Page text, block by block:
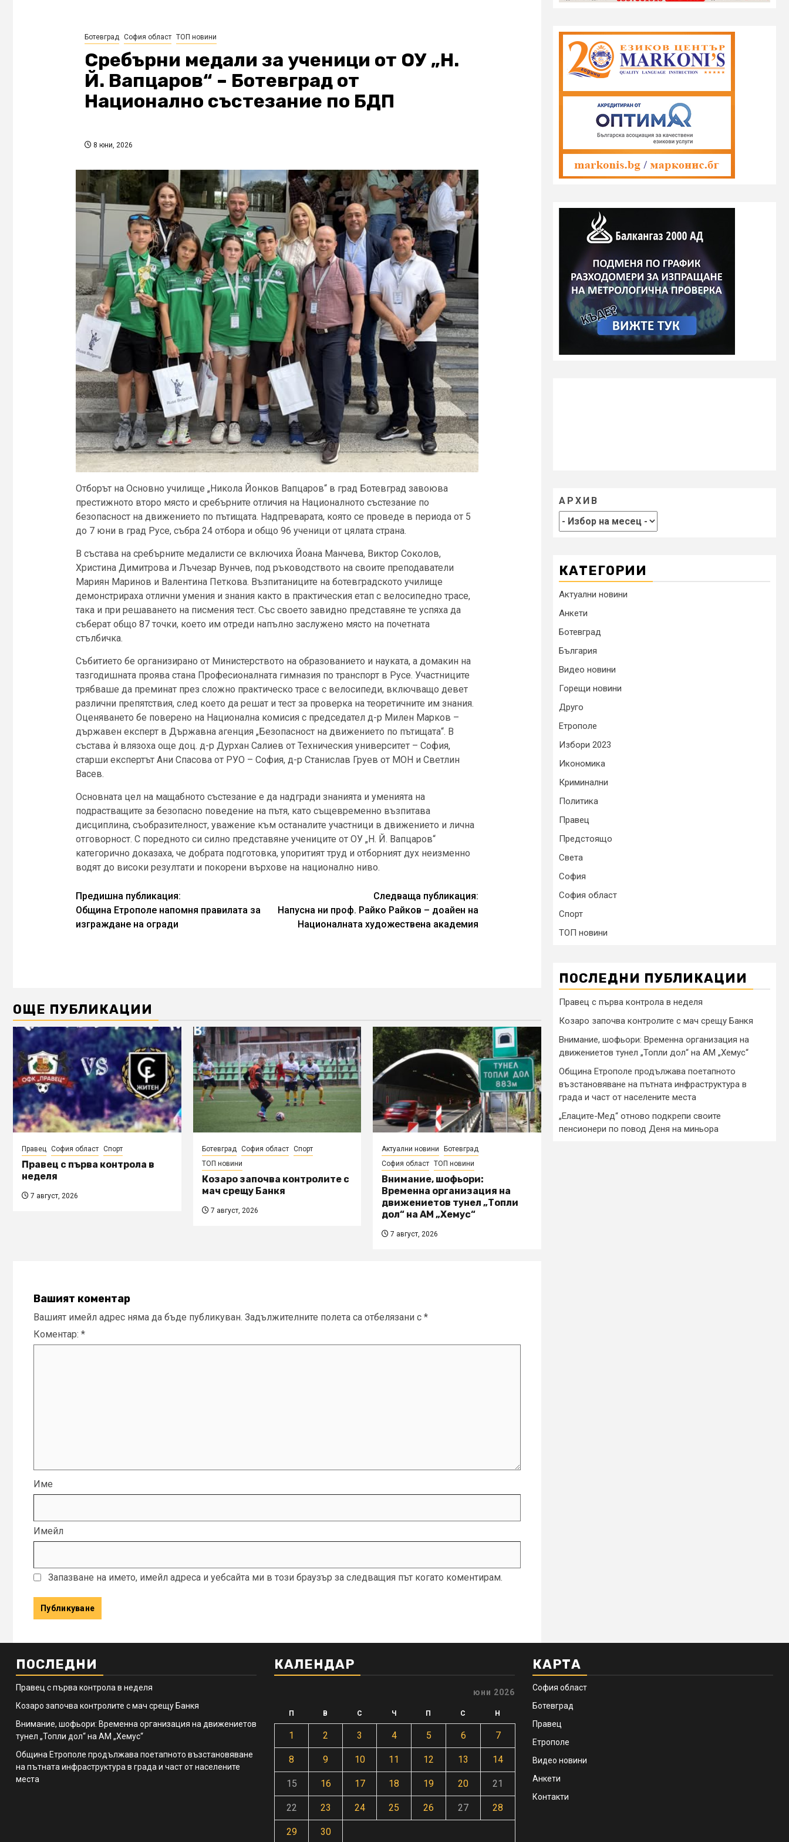
Ботевград София област ТОП новини
Сребърни медали за ученици от ОУ „Н.
Й. Вапцаров“ – Ботевград от
Национално състезание по БДП
8 юни, 2026
Отборът на Основно училище „Никола Йонков Вапцаров“ в град Ботевград завоюва
престижното второ място и сребърните отличия на Националното състезание по
безопасност на движението по пътищата. Надпреварата, която се проведе в периода от 5
до 7 юни в град Русе, събра 24 отбора и общо 96 ученици от цялата страна.
В състава на сребърните медалисти се включиха Йоана Манчева, Виктор Соколов,
Христина Димитрова и Лъчезар Вунчев, под ръководството на своите преподаватели
Мариян Маринов и Валентина Петкова. Възпитаниците на ботевградското училище
демонстрираха отлични умения и знания както в практическия етап с велосипедно трасе,
така и при решаването на писмения тест. Със своето завидно представяне те успяха да
съберат общо 87 точки, което им отреди напълно заслужено място на почетната
стълбичка.
Събитието бе организирано от Министерството на образованието и науката, а домакин на
тазгодишната проява стана Професионалната гимназия по транспорт в Русе. Участниците
трябваше да преминат през сложно практическо трасе с велосипеди, включващо девет
различни препятствия, след което да решат и тест за проверка на теоретичните им знания.
Оценяването бе поверено на Национална комисия с председател д-р Милен Марков –
държавен експерт в Държавна агенция „Безопасност на движението по пътищата“. В
състава ѝ влязоха още доц. д-р Дурхан Салиев от Техническия университет – София,
старши експертът Ани Спасова от РУО – София, д-р Станислав Груев от МОН и Светлин
Васев.
Основната цел на мащабното състезание е да надгради знанията и уменията на
подрастващите за безопасно поведение на пътя, като същевременно възпитава
дисциплина, съобразителност, уважение към останалите участници в движението и лична
отговорност. С поредното си силно представяне учениците от ОУ „Н. Й. Вапцаров“
категорично доказаха, че добрата подготовка, упоритият труд и отборният дух неизменно
водят до високи резултати и покорени върхове на национално ниво.
Continue
Reading
Предишна публикация:
Община Етрополе напомня правилата за
изграждане на огради
Следваща публикация:
Напусна ни проф. Райко Райков – доайен на
Националната художествена академия
ОЩЕ ПУБЛИКАЦИИ
Правец София област Спорт
Правец с първа контрола в
неделя
7 август, 2026
Ботевград София област Спорт
ТОП новини
Козаро започва контролите с
мач срещу Банкя
7 август, 2026
Актуални новини
Ботевград
София област ТОП новини
Внимание, шофьори:
Временна организация на
движениетов тунел „Топли
дол“ на АМ „Хемус“
7 август, 2026
Вашият коментар
Вашият имейл адрес няма да бъде публикуван. Задължителните полета са отбелязани с *
Коментар: *
Име
Имейл
Запазване на името, имейл адреса и уебсайта ми в този браузър за следващия път когато коментирам.
АРХИВ
КАТЕГОРИИ
Актуални новини
Анкети
Ботевград
България
Видео новини
Горещи новини
Друго
Етрополе
Избори 2023
Икономика
Криминални
Политика
Правец
Предстоящо
Света
София
София област
Спорт
ТОП новини
ПОСЛЕДНИ ПУБЛИКАЦИИ
Правец с първа контрола в неделя
Козаро започва контролите с мач срещу Банкя
Внимание, шофьори: Временна организация на
движениетов тунел „Топли дол“ на АМ „Хемус“
Община Етрополе продължава поетапното
възстановяване на пътната инфраструктура в
града и част от населените места
„Елаците-Мед“ отново подкрепи своите
пенсионери по повод Деня на миньора
ПОСЛЕДНИ
Правец с първа контрола в неделя
Козаро започва контролите с мач срещу Банкя
Внимание, шофьори: Временна организация на движениетов
тунел „Топли дол“ на АМ „Хемус“
Община Етрополе продължава поетапното възстановяване
на пътната инфраструктура в града и част от населените
места
КАЛЕНДАР
юни 2026
П В С Ч П С Н
1 2 3 4 5 6 7
8 9 10 11 12 13 14
15 16 17 18 19 20 21
22 23 24 25 26 27 28
29 30
КАРТА
София област
Ботевград
Правец
Етрополе
Видео новини
Анкети
Контакти